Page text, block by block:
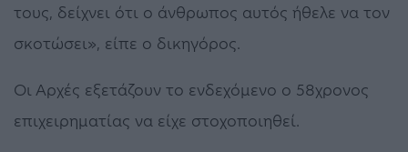
τους, δείχνει ότι ο άνθρωπος αυτός ήθελε να τον
σκοτώσει», είπε ο δικηγόρος.
Οι Αρχές εξετάζουν το ενδεχόμενο ο 58χρονος
επιχειρηματίας να είχε στοχοποιηθεί.